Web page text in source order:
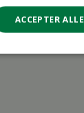
ACCEPTER ALLE